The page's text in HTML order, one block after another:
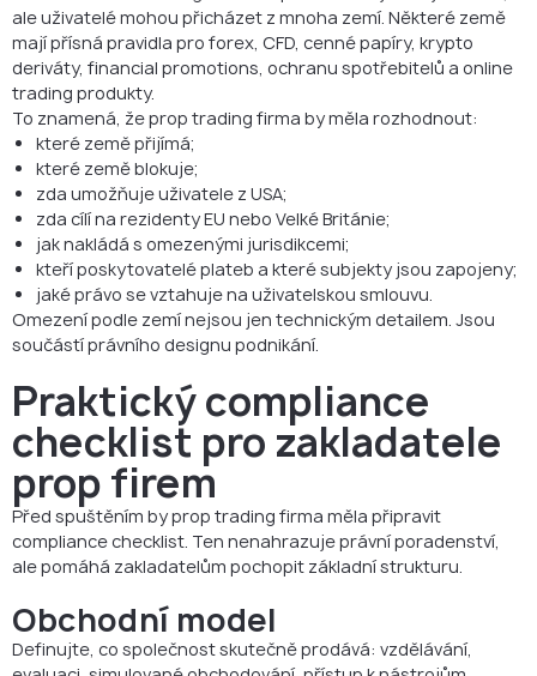
ale uživatelé mohou přicházet z mnoha zemí. Některé země
mají přísná pravidla pro forex, CFD, cenné papíry, krypto
deriváty, financial promotions, ochranu spotřebitelů a online
trading produkty.
To znamená, že prop trading firma by měla rozhodnout:
které země přijímá;
které země blokuje;
zda umožňuje uživatele z USA;
zda cílí na rezidenty EU nebo Velké Británie;
jak nakládá s omezenými jurisdikcemi;
kteří poskytovatelé plateb a které subjekty jsou zapojeny;
jaké právo se vztahuje na uživatelskou smlouvu.
Omezení podle zemí nejsou jen technickým detailem. Jsou
součástí právního designu podnikání.
Praktický compliance
checklist pro zakladatele
prop firem
Před spuštěním by prop trading firma měla připravit
compliance checklist. Ten nenahrazuje právní poradenství,
ale pomáhá zakladatelům pochopit základní strukturu.
Obchodní model
Definujte, co společnost skutečně prodává: vzdělávání,